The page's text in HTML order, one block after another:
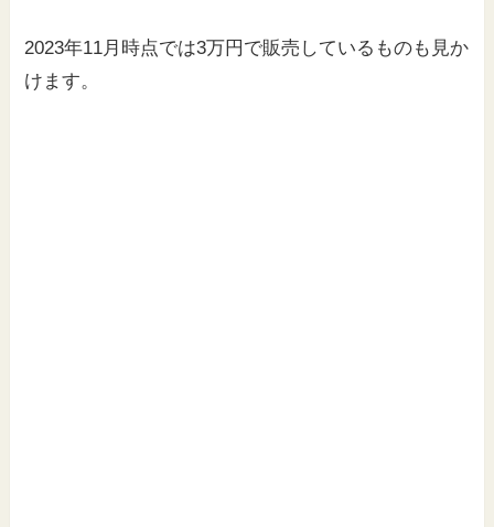
2023年11月時点では3万円で販売しているものも見か
けます。